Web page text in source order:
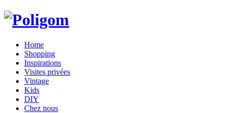
Home
Shopping
Inspirations
Visites privées
Vintage
Kids
DIY
Chez nous